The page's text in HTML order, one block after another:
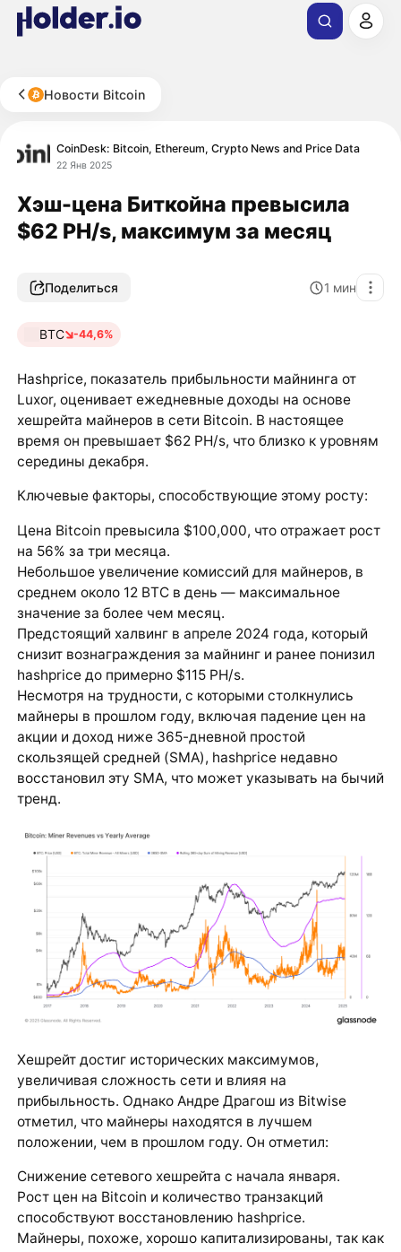
Новости Bitcoin
CoinDesk: Bitcoin, Ethereum, Crypto News and Price Data
22 Янв 2025
Хэш-цена Биткойна превысила
$62 PH/s, максимум за месяц
Поделиться 1 мин
BTC -44,6%
Hashprice, показатель прибыльности майнинга от
Luxor, оценивает ежедневные доходы на основе
хешрейта майнеров в сети Bitcoin. В настоящее
время он превышает $62 PH/s, что близко к уровням
середины декабря.
Ключевые факторы, способствующие этому росту:
Цена Bitcoin превысила $100,000, что отражает рост
на 56% за три месяца.
Небольшое увеличение комиссий для майнеров, в
среднем около 12 BTC в день — максимальное
значение за более чем месяц.
Предстоящий халвинг в апреле 2024 года, который
снизит вознаграждения за майнинг и ранее понизил
hashprice до примерно $115 PH/s.
Несмотря на трудности, с которыми столкнулись
майнеры в прошлом году, включая падение цен на
акции и доход ниже 365-дневной простой
скользящей средней (SMA), hashprice недавно
восстановил эту SMA, что может указывать на бычий
тренд.
Хешрейт достиг исторических максимумов,
увеличивая сложность сети и влияя на
прибыльность. Однако Андре Драгош из Bitwise
отметил, что майнеры находятся в лучшем
положении, чем в прошлом году. Он отметил:
Снижение сетевого хешрейта с начала января.
Рост цен на Bitcoin и количество транзакций
способствуют восстановлению hashprice.
Майнеры, похоже, хорошо капитализированы, так как